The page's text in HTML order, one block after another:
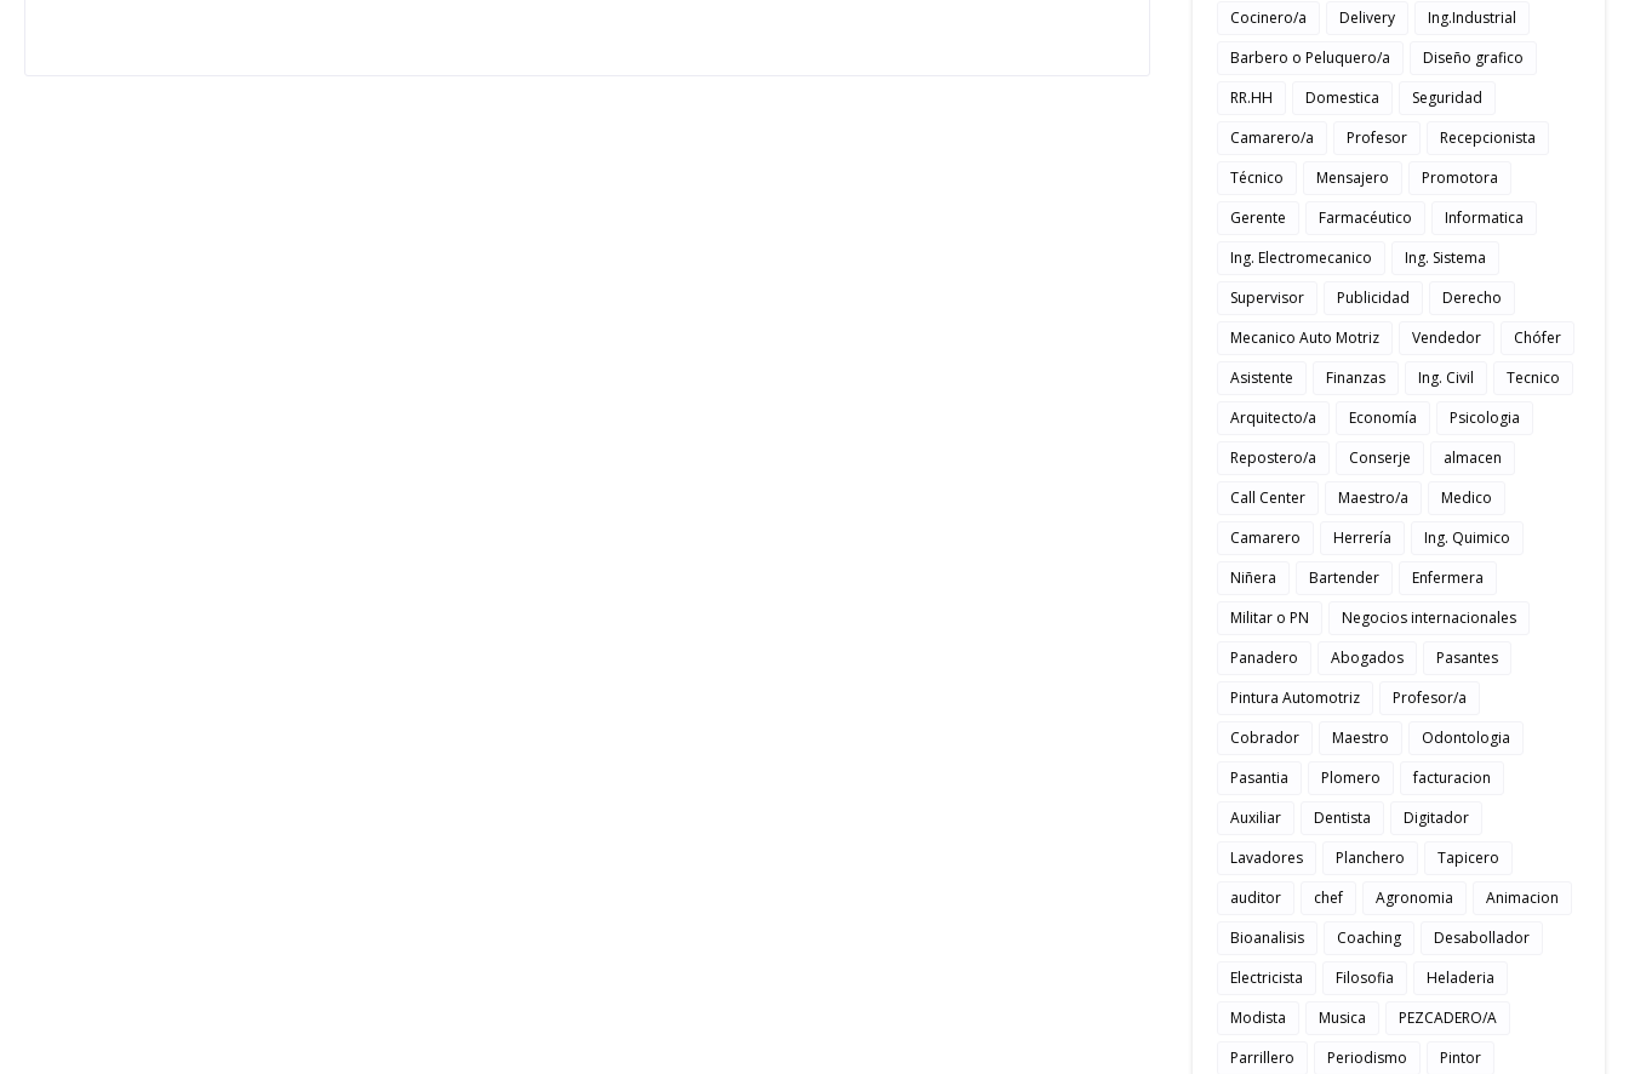
Cocinero/a
Delivery
Ing.Industrial
Barbero o Peluquero/a
Diseño grafico
RR.HH
Domestica
Seguridad
Camarero/a
Profesor
Recepcionista
Técnico
Mensajero
Promotora
Gerente
Farmacéutico
Informatica
Ing. Electromecanico
Ing. Sistema
Supervisor
Publicidad
Derecho
Mecanico Auto Motriz
Vendedor
Chófer
Asistente
Finanzas Ing. Civil
Tecnico
Arquitecto/a
Economía
Psicologia
Repostero/a
Conserje
almacen
Call Center
Maestro/a
Medico
Camarero
Herrería
Ing. Quimico
Niñera
Bartender
Enfermera
Militar o PN
Negocios internacionales
Panadero
Abogados
Pasantes
Pintura Automotriz
Profesor/a
Cobrador
Maestro
Odontologia
Pasantia
Plomero
facturacion
Auxiliar
Dentista
Digitador
Lavadores
Planchero
Tapicero
auditor
chef Agronomia
Animacion
Bioanalisis
Coaching
Desabollador
Electricista
Filosofia
Heladeria
Modista
Musica
PEZCADERO/A
Parrillero
Periodismo
Pintor